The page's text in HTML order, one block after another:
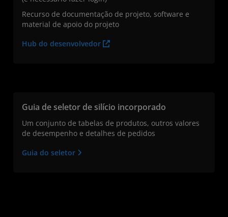
Recurso de documentação de projeto, software e
material de apoio do projeto
Hub do desenvolvedor
Guia de seletor de silício incorporado
Um conjunto de tabelas de produtos, outros valores
de desempenho e detalhes de pedidos
Guia do seletor